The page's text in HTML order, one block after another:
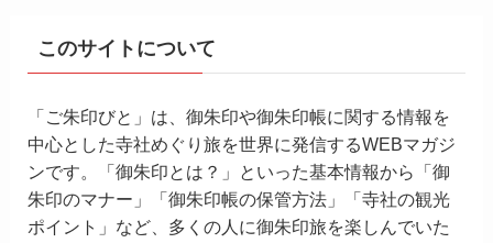
このサイトについて
「ご朱印びと」は、御朱印や御朱印帳に関する情報を
中心とした寺社めぐり旅を世界に発信するWEBマガジ
ンです。「御朱印とは？」といった基本情報から「御
朱印のマナー」「御朱印帳の保管方法」「寺社の観光
ポイント」など、多くの人に御朱印旅を楽しんでいた